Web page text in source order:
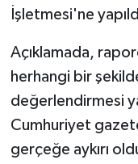
İşletmesi'ne
Açıklamada,
herhangi bir
değerlendirmesi
Cumhuriyet
gerçeğe aykırı